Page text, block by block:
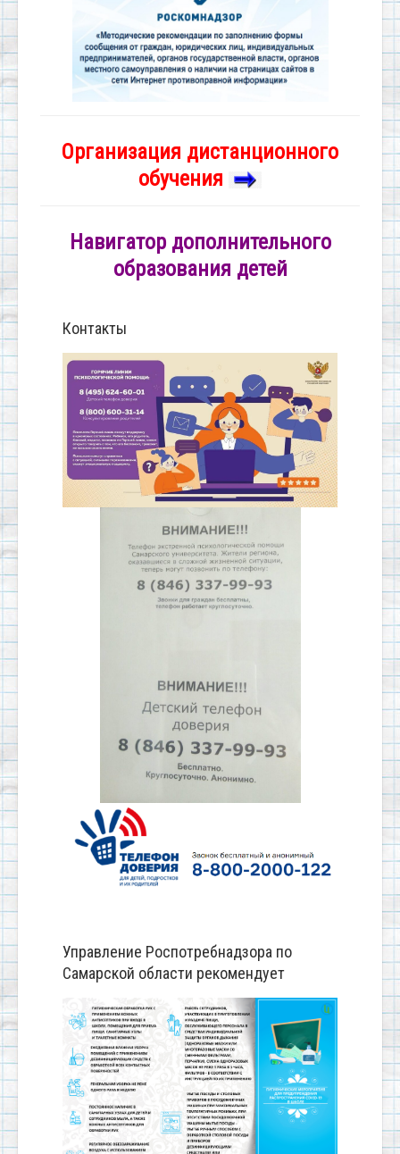
Организация дистанционного
обучения
Навигатор дополнительного
образования детей
Контакты
Управление Роспотребнадзора по
Самарской области рекомендует